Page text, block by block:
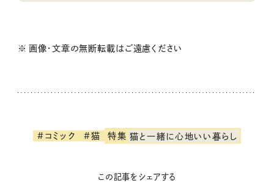
※ 画像・文章の無断転載はご遠慮ください
#コミック #猫 特集 猫と一緒に心地いい暮らし
この記事をシェアする